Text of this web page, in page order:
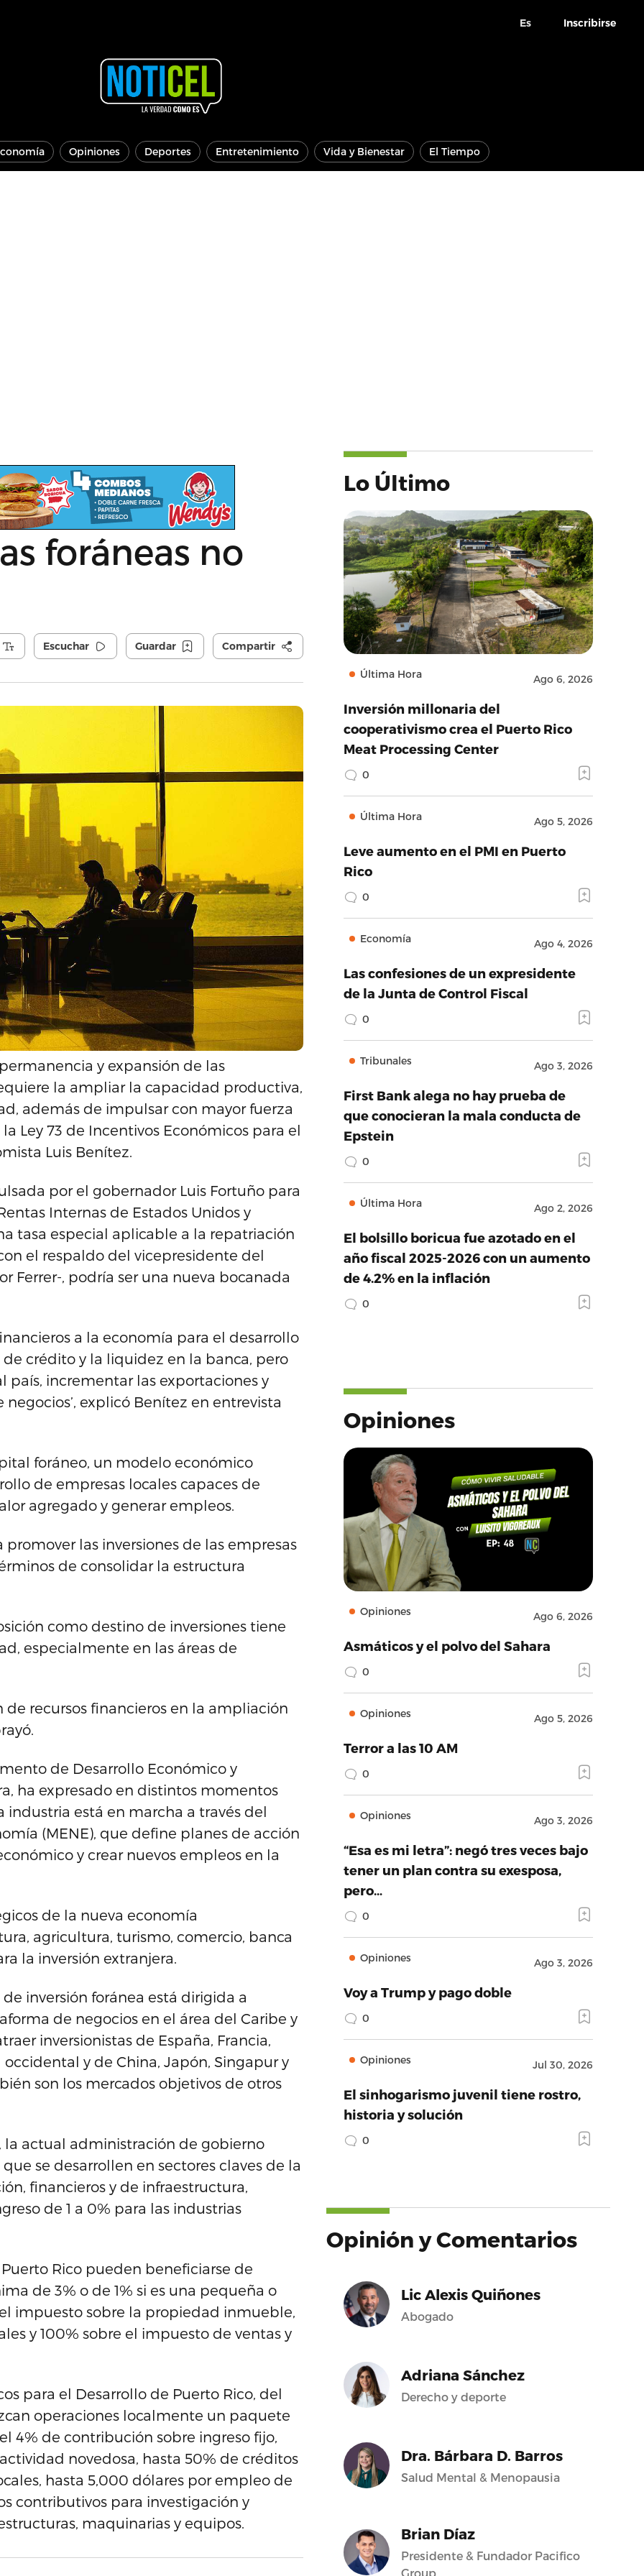
Es Inscribirse
Opiniones Deportes Entretenimiento Vida y Bienestar El Tiempo
foráneas no
Escuchar Guardar Compartir
y expansión de las
la ampliar la capacidad productiva,
además de impulsar con mayor fuerza
Ley 73 de Incentivos Económicos para el
Luis Benítez.
por el gobernador Luis Fortuño para
Internas de Estados Unidos y
tasa especial aplicable a la repatriación
el respaldo del vicepresidente del
Ferrer-, podría ser una nueva bocanada
a la economía para el desarrollo
crédito y la liquidez en la banca, pero
país, incrementar las exportaciones y
explicó Benítez en entrevista
foráneo, un modelo económico
de empresas locales capaces de
agregado y generar empleos.
las inversiones de las empresas
de consolidar la estructura
como destino de inversiones tiene
especialmente en las áreas de
recursos financieros en la ampliación
de Desarrollo Económico y
ha expresado en distintos momentos
está en marcha a través del
(MENE), que define planes de acción
y crear nuevos empleos en la
de la nueva economía
agricultura, turismo, comercio, banca
la inversión extranjera.
inversión foránea está dirigida a
de negocios en el área del Caribe y
inversionistas de España, Francia,
y de China, Japón, Singapur y
son los mercados objetivos de otros
actual administración de gobierno
se desarrollen en sectores claves de la
financieros y de infraestructura,
de 1 a 0% para las industrias
Rico pueden beneficiarse de
de 3% o de 1% si es una pequeña o
impuesto sobre la propiedad inmueble,
y 100% sobre el impuesto de ventas y
para el Desarrollo de Puerto Rico, del
operaciones localmente un paquete
4% de contribución sobre ingreso fijo,
novedosa, hasta 50% de créditos
hasta 5,000 dólares por empleo de
contributivos para investigación y
maquinarias y equipos.
Lo Último
Última Hora Ago 6, 2026
Inversión millonaria del
cooperativismo crea el Puerto Rico
Meat Processing Center
0
Última Hora Ago 5, 2026
Leve aumento en el PMI en Puerto
Rico
0
Economía Ago 4, 2026
Las confesiones de un expresidente
de la Junta de Control Fiscal
0
Tribunales Ago 3, 2026
First Bank alega no hay prueba de
que conocieran la mala conducta de
Epstein
0
Última Hora Ago 2, 2026
El bolsillo boricua fue azotado en el
año fiscal 2025-2026 con un aumento
de 4.2% en la inflación
0
Opiniones
Opiniones Ago 6, 2026
Asmáticos y el polvo del Sahara
0
Opiniones Ago 5, 2026
Terror a las 10 AM
0
Opiniones Ago 3, 2026
“Esa es mi letra”: negó tres veces bajo
tener un plan contra su exesposa,
pero…
0
Opiniones Ago 3, 2026
Voy a Trump y pago doble
0
Opiniones Jul 30, 2026
El sinhogarismo juvenil tiene rostro,
historia y solución
0
Opinión y Comentarios
Lic Alexis Quiñones
Abogado
Adriana Sánchez
Derecho y deporte
Dra. Bárbara D. Barros
Salud Mental & Menopausia
Brian Díaz
Presidente & Fundador Pacifico
Group